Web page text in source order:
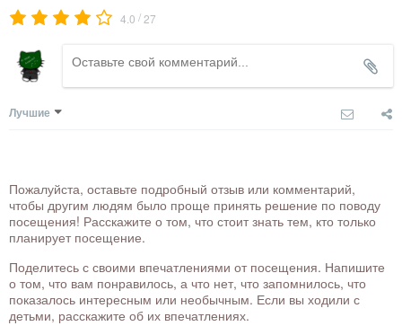
4.0 /27
Лучшие
Пожалуйста, оставьте подробный отзыв или комментарий,
чтобы другим людям было проще принять решение по поводу
посещения! Расскажите о том, что стоит знать тем, кто только
планирует посещение.
Поделитесь с своими впечатлениями от посещения. Напишите
о том, что вам понравилось, а что нет, что запомнилось, что
показалось интересным или необычным. Если вы ходили с
детьми, расскажите об их впечатлениях.